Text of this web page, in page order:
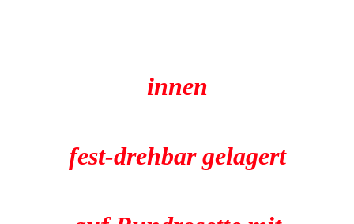
innen
fest-drehbar gelagert